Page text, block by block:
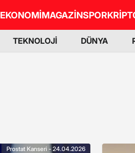
EKONOMİMAGAZİNSPOR
TEKNOLOJİ DÜNYA
Prostat Kanseri - 24.04.2026